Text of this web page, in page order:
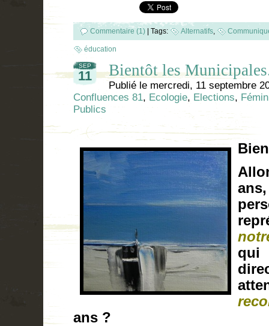
Commentaire (1) | Tags: Alternatifs
éducation
SEP
11 Bientôt les
Publié le mercredi, 11 septembre
Confluences 81, Ecologie, Elections,
Publics
qui
ans ?